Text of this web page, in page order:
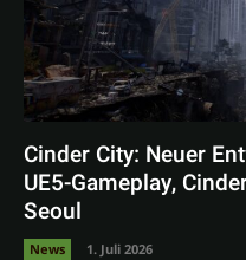
Cinder City: Neuer
UE5-Gameplay,
Seoul
News 1. Juli 2026